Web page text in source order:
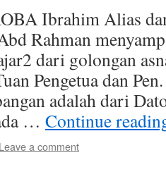
Ibrahim Alias
Rahman
dari golongan
Pengetua dan
adalah dari
… Continue
Leave a comment